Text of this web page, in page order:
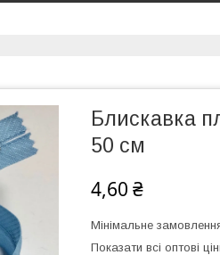
Блискавка
50 см
4,60 ₴
Мінімальне
Показати всі оптові